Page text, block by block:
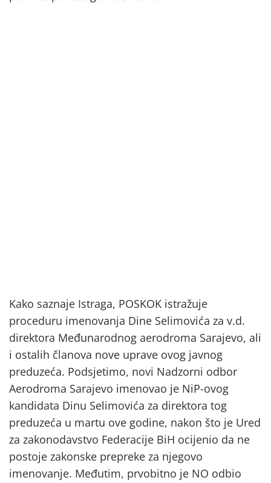
Kako saznaje Istraga, POSKOK istražuje
proceduru imenovanja Dine Selimovića za v.d.
direktora Međunarodnog aerodroma Sarajevo, ali
i ostalih članova nove uprave ovog javnog
preduzeća. Podsjetimo, novi Nadzorni odbor
Aerodroma Sarajevo imenovao je NiP-ovog
kandidata Dinu Selimovića za direktora tog
preduzeća u martu ove godine, nakon što je Ured
za zakonodavstvo Federacije BiH ocijenio da ne
postoje zakonske prepreke za njegovo
imenovanje. Međutim, prvobitno je NO odbio